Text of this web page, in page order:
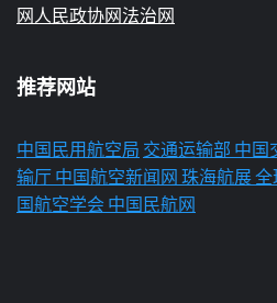
网 人民政协网法治网
推荐网站
中国民用航空局 交通运输部 中国
输厅 中国航空新闻网 珠海航展全
国航空学会 中国民航网